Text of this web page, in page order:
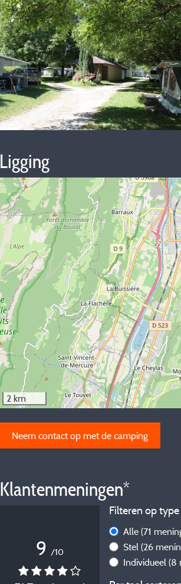
Ligging
2 km
Neem contact op met de camping
Klantenmeningen*
9 /10
Filteren op
Alle (71
Stel (26
Individueel (8